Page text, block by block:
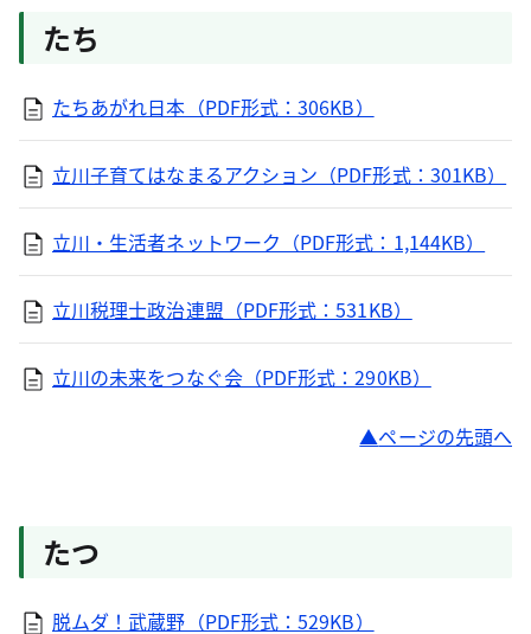
たち
たちあがれ日本（PDF形式：306KB）
立川子育てはなまるアクション（PDF形式：301KB）
立川・生活者ネットワーク（PDF形式：1,144KB）
立川税理士政治連盟（PDF形式：531KB）
立川の未来をつなぐ会（PDF形式：290KB）
ページの先頭へ
たつ
脱ムダ！武蔵野（PDF形式：529KB）